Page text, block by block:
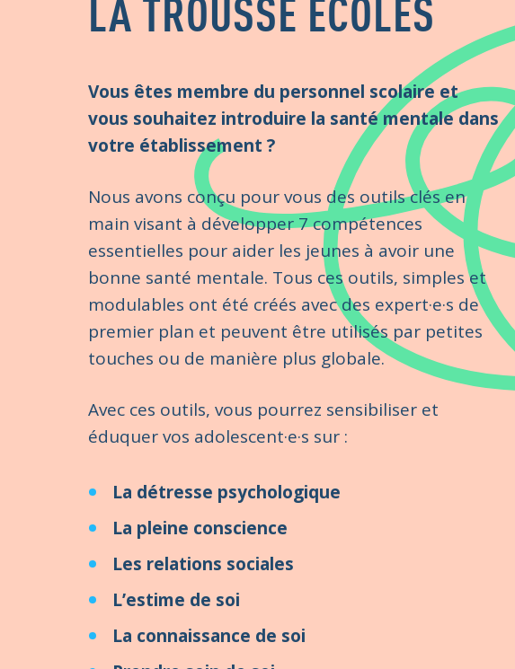
Vous êtes membre du personnel scolaire et
vous souhaitez introduire la santé mentale dans
votre établissement ?
Nous avons conçu pour vous des outils clés en
main visant à développer 7 compétences
essentielles pour aider les jeunes à avoir une
bonne santé mentale. Tous ces outils, simples et
modulables ont été créés avec des expert·e·s de
premier plan et peuvent être utilisés par petites
touches ou de manière plus globale.
Avec ces outils, vous pourrez sensibiliser et
éduquer vos adolescent·e·s sur :
La détresse psychologique
La pleine conscience
Les relations sociales
L’estime de soi
La connaissance de soi